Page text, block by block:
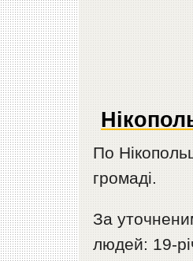
По
громаді.
За
людей: 19-